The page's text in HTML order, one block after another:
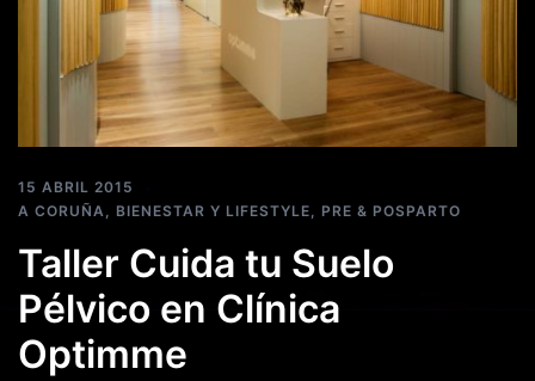
15 ABRIL 2015
A CORUÑA, BIENESTAR Y LIFESTYLE, PRE & POSPARTO
Taller Cuida tu Suelo
Pélvico en Clínica
Optimme